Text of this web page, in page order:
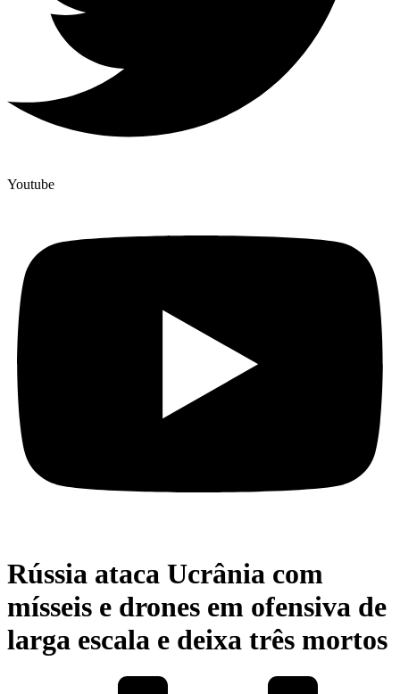
Youtube
Rússia ataca Ucrânia com
mísseis e drones em ofensiva de
larga escala e deixa três mortos